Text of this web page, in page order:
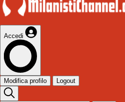
Accedi
Modifica profilo Logout